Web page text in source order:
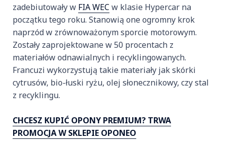
zadebiutowały w FIA WEC w klasie Hypercar na
początku tego roku. Stanowią one ogromny krok
naprzód w zrównoważonym sporcie motorowym.
Zostały zaprojektowane w 50 procentach z
materiałów odnawialnych i recyklingowanych.
Francuzi wykorzystują takie materiały jak skórki
cytrusów, bio-łuski ryżu, olej słonecznikowy, czy stal
z recyklingu.
CHCESZ KUPIĆ OPONY PREMIUM? TRWA
PROMOCJA W SKLEPIE OPONEO